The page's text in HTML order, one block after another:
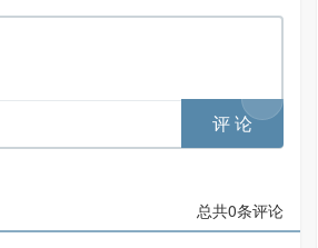
总共0条评论